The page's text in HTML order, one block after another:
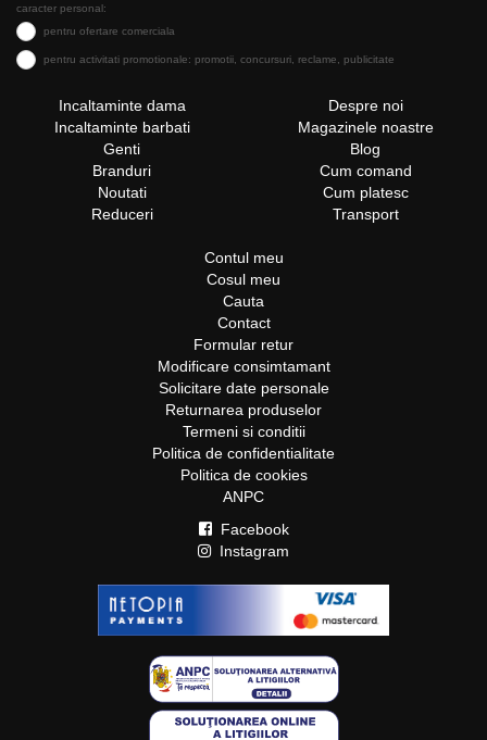
caracter personal:
pentru ofertare comerciala
pentru activitati promotionale: promotii, concursuri, reclame, publicitate
Incaltaminte dama
Incaltaminte barbati
Genti
Branduri
Noutati
Reduceri
Despre noi
Magazinele noastre
Blog
Cum comand
Cum platesc
Transport
Contul meu
Cosul meu
Cauta
Contact
Formular retur
Modificare consimtamant
Solicitare date personale
Returnarea produselor
Termeni si conditii
Politica de confidentialitate
Politica de cookies
ANPC
Facebook
Instagram